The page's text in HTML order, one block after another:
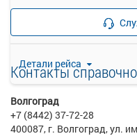
Детали рейса
—
Контакты
Волгоград
+7 (8442) 37-72-28
400087, г. Волгоград, ул.